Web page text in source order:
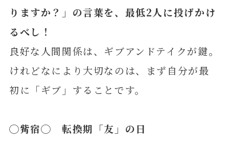
りますか？」の言葉を、最低2人に投げかけ
るべし！
良好な人間関係は、ギブアンドテイクが鍵。
けれどなにより大切なのは、まず自分が最
初に「ギブ」することです。
◯觜宿◯ 転換期「友」の日